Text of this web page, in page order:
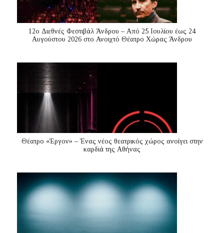
12ο Διεθνές Φεστιβάλ Άνδρου – Από 25 Ιουλίου έως 24
Αυγούστου 2026 στο Ανοιχτό Θέατρο Χώρας Άνδρου
Θέατρο «Έργον» – Ένας νέος θεατρικός χώρος ανοίγει στην
καρδιά της Αθήνας